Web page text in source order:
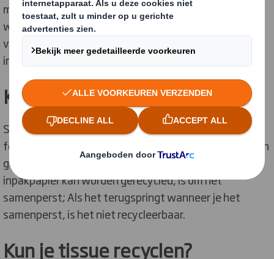
moeten worden ook echt gerecycled worden, hebben
we gekeken naar een aantal van uw meest gezochte
vragen rond papierrecycling en delen we deze
informatie met u over hoe u meer kunt recyclen.
Kun je inpakpapier recyclen?
Soms. Niet op papier gebaseerd inpakpapier, zoals
folie-gebaseerde pakpapier of zakken, kan niet worden
gerecycled. De beste manier om te controleren of uw
inpakpapier kan worden gerecycled, is om het
samenperst; Als het terugspringt wanneer je het
samenperst, is het niet recycleerbaar.
Kun je tissue recyclen?